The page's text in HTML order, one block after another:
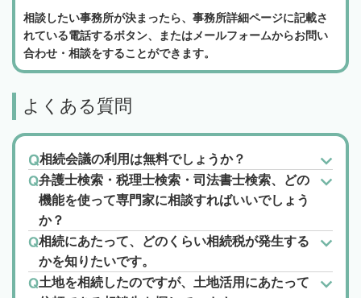
相談したい事務所が決まったら、事務所詳細ページに記載さ
れている電話するボタン、またはメールフォームからお問い
合わせ・相談をすることができます。
よくある質問
相続会議の利用は無料でしょうか？
弁護士検索・税理士検索・司法書士検索、どの
機能を使って専門家に相談すればいいでしょう
か？
相続にあたって、どのくらい相続税が発生する
かを知りたいです。
土地を相続したのですが、土地活用にあたって